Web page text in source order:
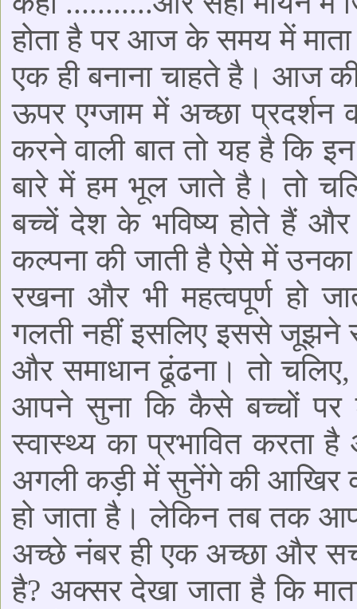
होता है पर आज के समय में माता
एक ही बनाना चाहते है। आज
ऊपर एग्जाम में अच्छा प्रदर्शन
करने वाली बात तो यह है कि
बारे में हम भूल जाते है। तो
बच्चें देश के भविष्य होते हैं और
कल्पना की जाती है ऐसे में
रखना और भी महत्वपूर्ण हो
गलती नहीं इसलिए इससे
और समाधान ढूंढना। तो
आपने सुना कि कैसे बच्चों पर
स्वास्थ्य का प्रभावित
अगली कड़ी में सुनेंगे की आखिर
हो जाता है। लेकिन तब तक
अच्छे नंबर ही एक अच्छा और
है? अक्सर देखा जाता है कि